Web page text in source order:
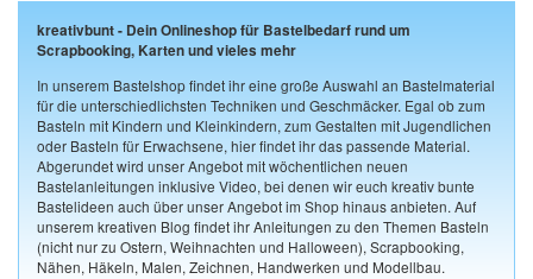
kreativbunt - Dein Onlineshop für Bastelbedarf rund um
Scrapbooking, Karten und vieles mehr
In unserem Bastelshop findet ihr eine große Auswahl an Bastelmaterial
für die unterschiedlichsten Techniken und Geschmäcker. Egal ob zum
Basteln mit Kindern und Kleinkindern, zum Gestalten mit Jugendlichen
oder Basteln für Erwachsene, hier findet ihr das passende Material.
Abgerundet wird unser Angebot mit wöchentlichen neuen
Bastelanleitungen inklusive Video, bei denen wir euch kreativ bunte
Bastelideen auch über unser Angebot im Shop hinaus anbieten. Auf
unserem kreativen Blog findet ihr Anleitungen zu den Themen Basteln
(nicht nur zu Ostern, Weihnachten und Halloween), Scrapbooking,
Nähen, Häkeln, Malen, Zeichnen, Handwerken und Modellbau.